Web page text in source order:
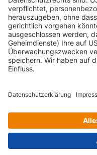
INFORMATIONEN
ZAHLUNGSARTEN
KONTAKT
GEPRÜFTE QUALITÄT
VERSANDARTEN